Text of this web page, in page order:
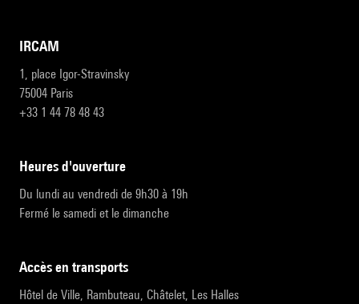
IRCAM
1, place Igor-Stravinsky
75004 Paris
+33 1 44 78 48 43
heures d'ouverture
Du lundi au vendredi de 9h30 à 19h
Fermé le samedi et le dimanche
accès en transports
Hôtel de Ville, Rambuteau, Châtelet, Les Halles